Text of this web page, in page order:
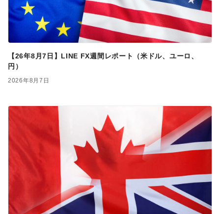
【26年8月7日】LINE FX週間レポート（米ドル、ユーロ、
円）
2026年8月7日